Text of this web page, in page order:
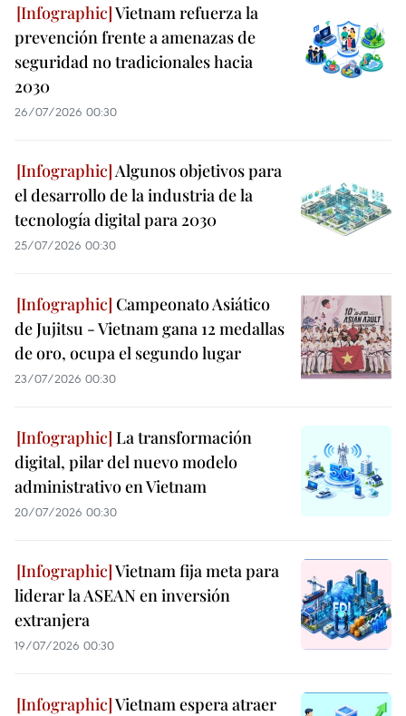
Vietnam refuerza la
prevención frente a amenazas de
seguridad no tradicionales hacia
2030
26/07/2026 00:30
Algunos objetivos para
el desarrollo de la industria de la
tecnología digital para 2030
25/07/2026 00:30
Campeonato Asiático
de Jujitsu - Vietnam gana 12 medallas
de oro, ocupa el segundo lugar
23/07/2026 00:30
La transformación
digital, pilar del nuevo modelo
administrativo en Vietnam
20/07/2026 00:30
Vietnam fija meta para
liderar la ASEAN en inversión
extranjera
19/07/2026 00:30
Vietnam espera atraer